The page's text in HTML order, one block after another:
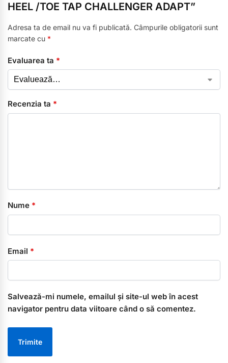
HEEL /TOE TAP CHALLENGER ADAPT”
Adresa ta de email nu va fi publicată. Câmpurile obligatorii sunt
marcate cu *
Evaluarea ta *
Recenzia ta *
Nume *
Email *
Salvează-mi numele, emailul și site-ul web în acest
navigator pentru data viitoare când o să comentez.